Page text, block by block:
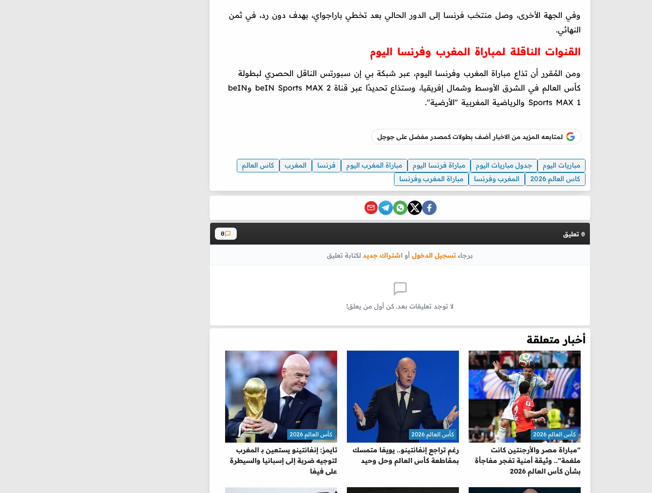
وفي الجهة الأخرى، وصل منتخب فرنسا إلى الدور الحالي بعد تخطي باراجواي، بهدف دون رد، في ثمن
النهائي.
القنوات الناقلة لمباراة المغرب وفرنسا اليوم
ومن المُقرر أن تذاع مباراة المغرب وفرنسا اليوم، عبر شبكة بي إن سبورتس الناقل الحصري لبطولة
كأس العالم في الشرق الأوسط وشمال إفريقيا، وستذاع تحديدًا عبر قناة beIN Sports MAX 2 وbeIN
Sports MAX 1 والرياضية المغربية "الأرضية".
لمتابعه المزيد من الاخبار أضف بطولات كمصدر مفضل على جوجل
مباريات اليوم جدول مباريات اليوم مباراة فرنسا اليوم مباراة المغرب اليوم فرنسا المغرب
كاس العالم
كاس العالم 2026
المغرب وفرنسا مباراة المغرب وفرنسا
0 تعليق 0
برجاء تسجيل الدخول أو اشتراك جديد لكتابة تعليق
لا توجد تعليقات بعد. كن أول من يعلق!
أخبار متعلقة
"مباراة مصر والأرجنتين كانت
ملغمة".. وثيقة أمنية تفجر مفاجأة
بشأن كأس العالم 2026
كأس العالم 2026
رغم تراجع إنفانتينو.. يويفا متمسك
بمقاطعة كأس العالم وحل وحيد
كأس العالم 2026
تايمز: إنفانتينو يستعين بـ المغرب
لتوجيه ضربة إلى إسبانيا والسيطرة
على فيفا
كأس العالم 2026